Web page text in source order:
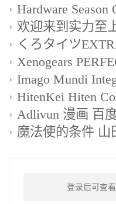
Imago Mundi
HitenKei Hiten
Adlivun 漫画 百
登录后可查